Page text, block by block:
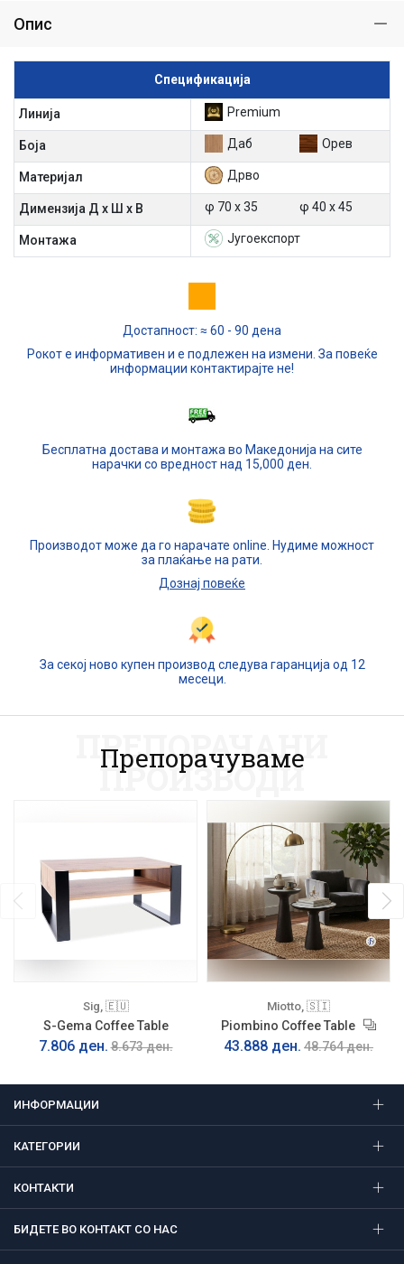
Опис
Спецификација
Линија Premium
Боја Даб Орев
Материјал Дрво
Димензија Д х Ш х В φ 70 х 35 φ 40 х 45
Mонтажа Југоекспорт
Достапност: ≈ 60 - 90 дена
Рокот е информативен и е подлежен на измени. За повеќе
информации контактирајте не!
Бесплатна достава и монтажа во Македонија на сите
нарачки со вредност над 15,000 ден.
Производот може да го нарачате online. Нудиме можност
за плаќање на рати.
Дознај повеќе
За секој ново купен производ следува гаранција од 12
месеци.
Препорачуваме
ПРЕПОРАЧАНИ
ПРОИЗВОДИ
Sig, 🇪🇺
S-Gema Coffee Table
7.806 ден. 8.673 ден.
Miotto, 🇸🇮
Piombino Coffee Table
43.888 ден. 48.764 ден.
ИНФОРМАЦИИ
КАТЕГОРИИ
КОНТАКТИ
БИДЕТЕ ВО КОНТАКТ СО НАС